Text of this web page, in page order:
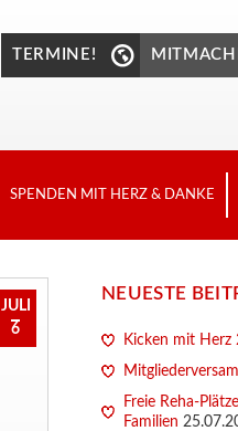
TERMINE!
SPENDEN MIT HERZ & DANKE
JULI
6
NEUESTE
Kicken mit Herz
Freie Reha-
Familien